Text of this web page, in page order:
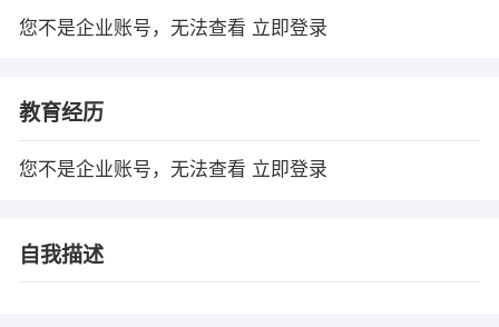
您不是企业账号，无法查看 立即登录
教育经历
您不是企业账号，无法查看 立即登录
自我描述